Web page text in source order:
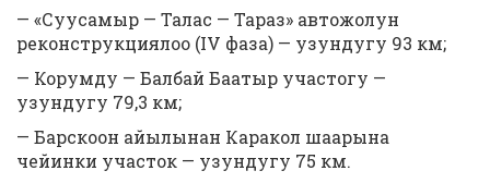
— «Суусамыр — Талас — Тараз» автожолун
реконструкциялоо (IV фаза) — узундугу 93 км;
— Корумду — Балбай Баатыр участогу —
узундугу 79,3 км;
— Барскоон айылынан Каракол шаарына
чейинки участок — узундугу 75 км.